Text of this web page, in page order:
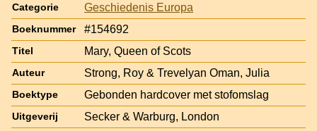
Categorie Geschiedenis Europa
Boeknummer #154692
Titel Mary, Queen of Scots
Auteur Strong, Roy & Trevelyan Oman, Julia
Boektype Gebonden hardcover met stofomslag
Uitgeverij Secker & Warburg, London